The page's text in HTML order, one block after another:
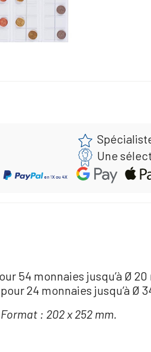
Une
54 monnaies jusqu’à Ø
24 monnaies jusqu’à
: 202 x 252 mm.